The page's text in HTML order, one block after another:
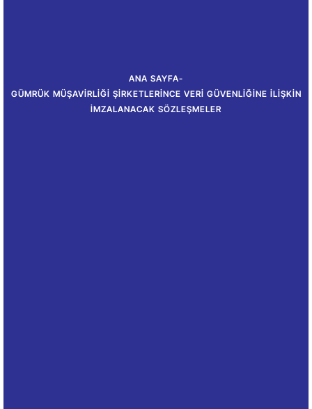
ANA SAYFA-
GÜMRÜK MÜŞAVIRLIĞI ŞIRKETLERINCE VERI GÜVENLIĞINE İLIŞKIN
İMZALANACAK SÖZLEŞMELER